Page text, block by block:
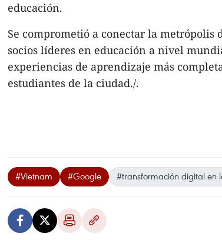
educación.
Se comprometió a conectar la metrópolis
socios líderes en educación a nivel
experiencias de aprendizaje más
estudiantes de la ciudad./.
#Vietnam #Google #transformación digital en